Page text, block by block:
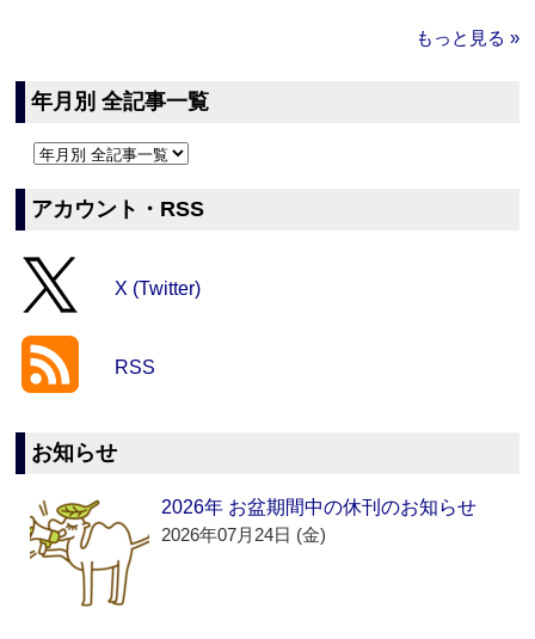
もっと見る »
年月別 全記事一覧
アカウント・RSS
X (Twitter)
RSS
お知らせ
2026年 お盆期間中の休刊のお知らせ
2026年07月24日 (金)